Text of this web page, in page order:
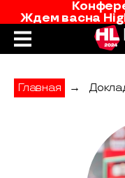
Ждем васна
Главная →